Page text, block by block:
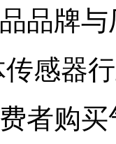
与
器行
买气